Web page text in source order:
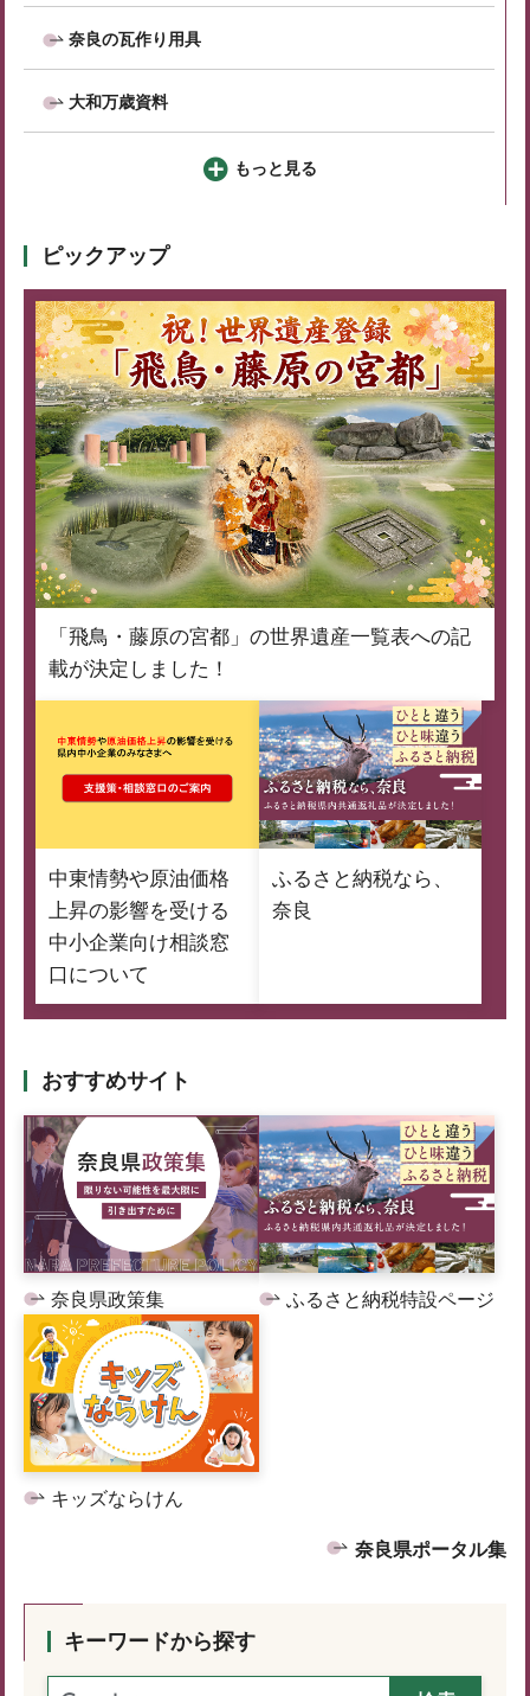
奈良の瓦作り用具
大和万歳資料
もっと見る
ピックアップ
「飛鳥・藤原の宮都」の世界遺産一覧表への記
載が決定しました！
中東情勢や原油価格
上昇の影響を受ける
中小企業向け相談窓
口について
ふるさと納税なら、
奈良
おすすめサイト
奈良県政策集 ふるさと納税特設ページ
キッズならけん
奈良県ポータル集
キーワードから探す